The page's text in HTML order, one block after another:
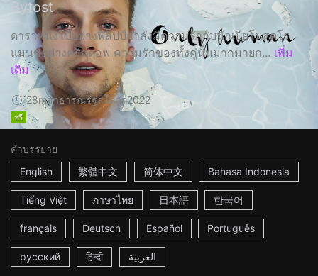
Bytost
ดาราหนังโป๊อย่างฟิลิปป์กำลังมีความรักกับนักเปียโนสุดโร
แมนซ์อย่างคริสตอฟ ความรักของทั้งคู่นั้นมากมายก... เพิ่ม
เติม
28mสาธารณรัฐสโลวัก2022
ฟรี
คำบรรยาย
English
繁體中文 简体中文 Bahasa Indonesia
Tiếng Việt ภาษาไทย 日本語 한국어
français Deutsch Español Português
русский हिन्दी العربية